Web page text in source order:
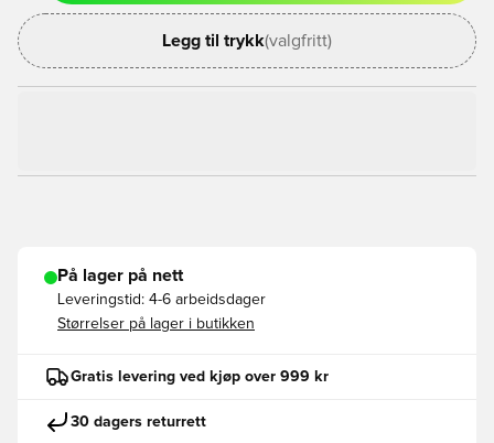
Legg til trykk(valgfritt)
På lager på nett
Leveringstid: 4-6 arbeidsdager
Størrelser på lager i butikken
Gratis levering ved kjøp over 999 kr
30 dagers returrett